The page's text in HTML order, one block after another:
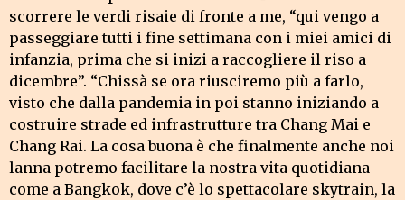
scorrere le verdi risaie di fronte a me, “qui vengo a
passeggiare tutti i fine settimana con i miei amici di
infanzia, prima che si inizi a raccogliere il riso a
dicembre”. “Chissà se ora riusciremo più a farlo,
visto che dalla pandemia in poi stanno iniziando a
costruire strade ed infrastrutture tra Chang Mai e
Chang Rai. La cosa buona è che finalmente anche noi
lanna potremo facilitare la nostra vita quotidiana
come a Bangkok, dove c’è lo spettacolare skytrain, la